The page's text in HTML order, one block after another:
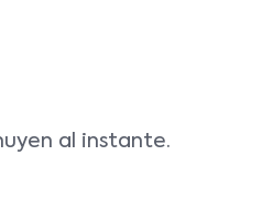
al instante.